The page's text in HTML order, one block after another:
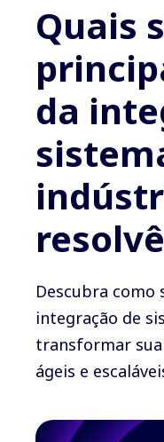
Quais
da
Descubra como
integração de
transformar
ágeis e